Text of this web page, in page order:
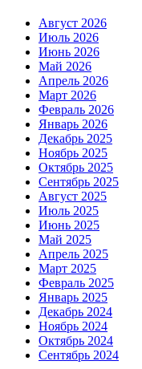
Август 2026
Июль 2026
Июнь 2026
Май 2026
Апрель 2026
Март 2026
Февраль 2026
Январь 2026
Декабрь 2025
Ноябрь 2025
Октябрь 2025
Сентябрь 2025
Август 2025
Июль 2025
Июнь 2025
Май 2025
Апрель 2025
Март 2025
Февраль 2025
Январь 2025
Декабрь 2024
Ноябрь 2024
Октябрь 2024
Сентябрь 2024